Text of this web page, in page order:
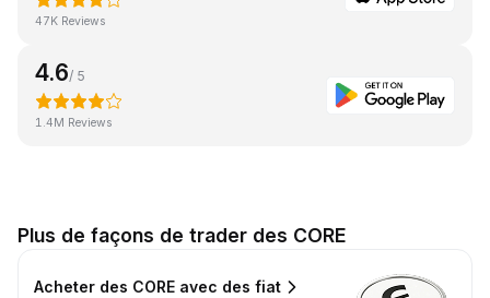
47K Reviews
4.6/ 5
1.4M Reviews
Plus de façons de trader des CORE
Acheter des CORE avec des fiat